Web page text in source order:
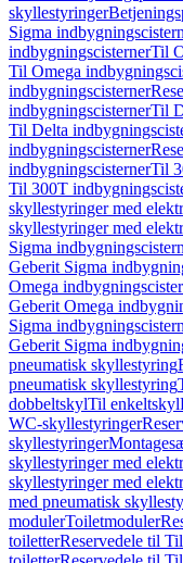
skyllestyringer
Sigma
indbygningscisternerTil
Til Omega
indbygningscisterner
indbygningscisternerTil
Til Delta
indbygningscisterner
indbygningscisternerTil
Til 300T
skyllestyringer med
skyllestyringer med
Sigma
Geberit Sigma
Omega
Geberit Omega
Sigma
Geberit Sigma
pneumatisk skyllestyring
pneumatisk skyllestyring
dobbeltskylTil enkeltskyl
WC-skyllestyringer
skyllestyringer
skyllestyringer med
skyllestyringer med
med pneumatisk
modulerToiletmoduler
toiletterReservedele til